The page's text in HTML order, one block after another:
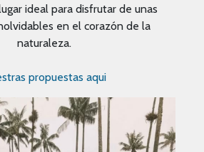
ideal para disfrutar de unas
en el corazón de la
naturaleza.
propuestas aqui